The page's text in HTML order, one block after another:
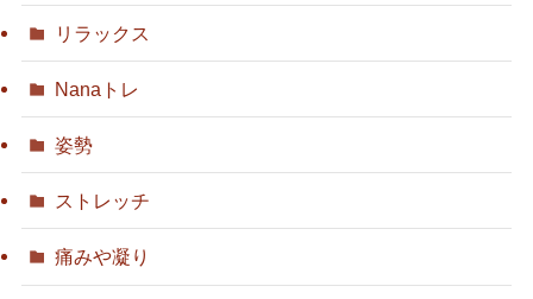
リラックス
Nanaトレ
姿勢
ストレッチ
痛みや凝り